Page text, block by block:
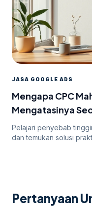
JASA GOOGLE ADS
Mengapa CPC
Mengatasinya
Pelajari penyebab
dan temukan solusi
Pertanyaan